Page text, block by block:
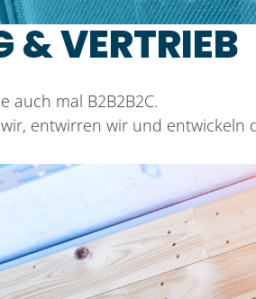
&VERTRIEB
auch mal B2B2B2C.
entwirren wir und